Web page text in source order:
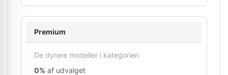
Premium
De dyrere modeller i kategorien
0% af udvalget